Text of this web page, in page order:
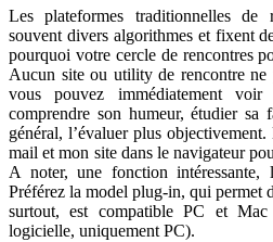
Les plateformes traditionnelles de
souvent divers algorithmes et fixent
pourquoi votre cercle de rencontres
Aucun site ou utility de rencontre
vous pouvez immédiatement voir
comprendre son humeur, étudier sa
général, l’évaluer plus
mail et mon site dans le navigateur
A noter, une fonction intéressante,
Préférez la model plug-in, qui permet
surtout, est compatible PC et
logicielle, uniquement PC).